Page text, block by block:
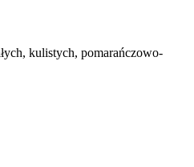
kulistych, pomarańczowo-